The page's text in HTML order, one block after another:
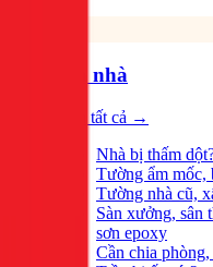
Sửa nhà
Xem tất cả →
Nhà bị thấm
Tường ẩm mốc,
Tường nhà cũ,
Sàn xưởng, sân
sơn epoxy
Cần chia phòng,